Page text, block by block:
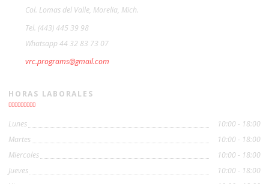
Col. Lomas del Valle, Morelia, Mich.
Tel. (443) 445 39 98
Whatsapp 44 32 83 73 07
vrc.programs@gmail.com
HORAS LABORALES
Lunes
10:00 - 18:00
Martes
10:00 - 18:00
Miercoles
10:00 - 18:00
Jueves
10:00 - 18:00